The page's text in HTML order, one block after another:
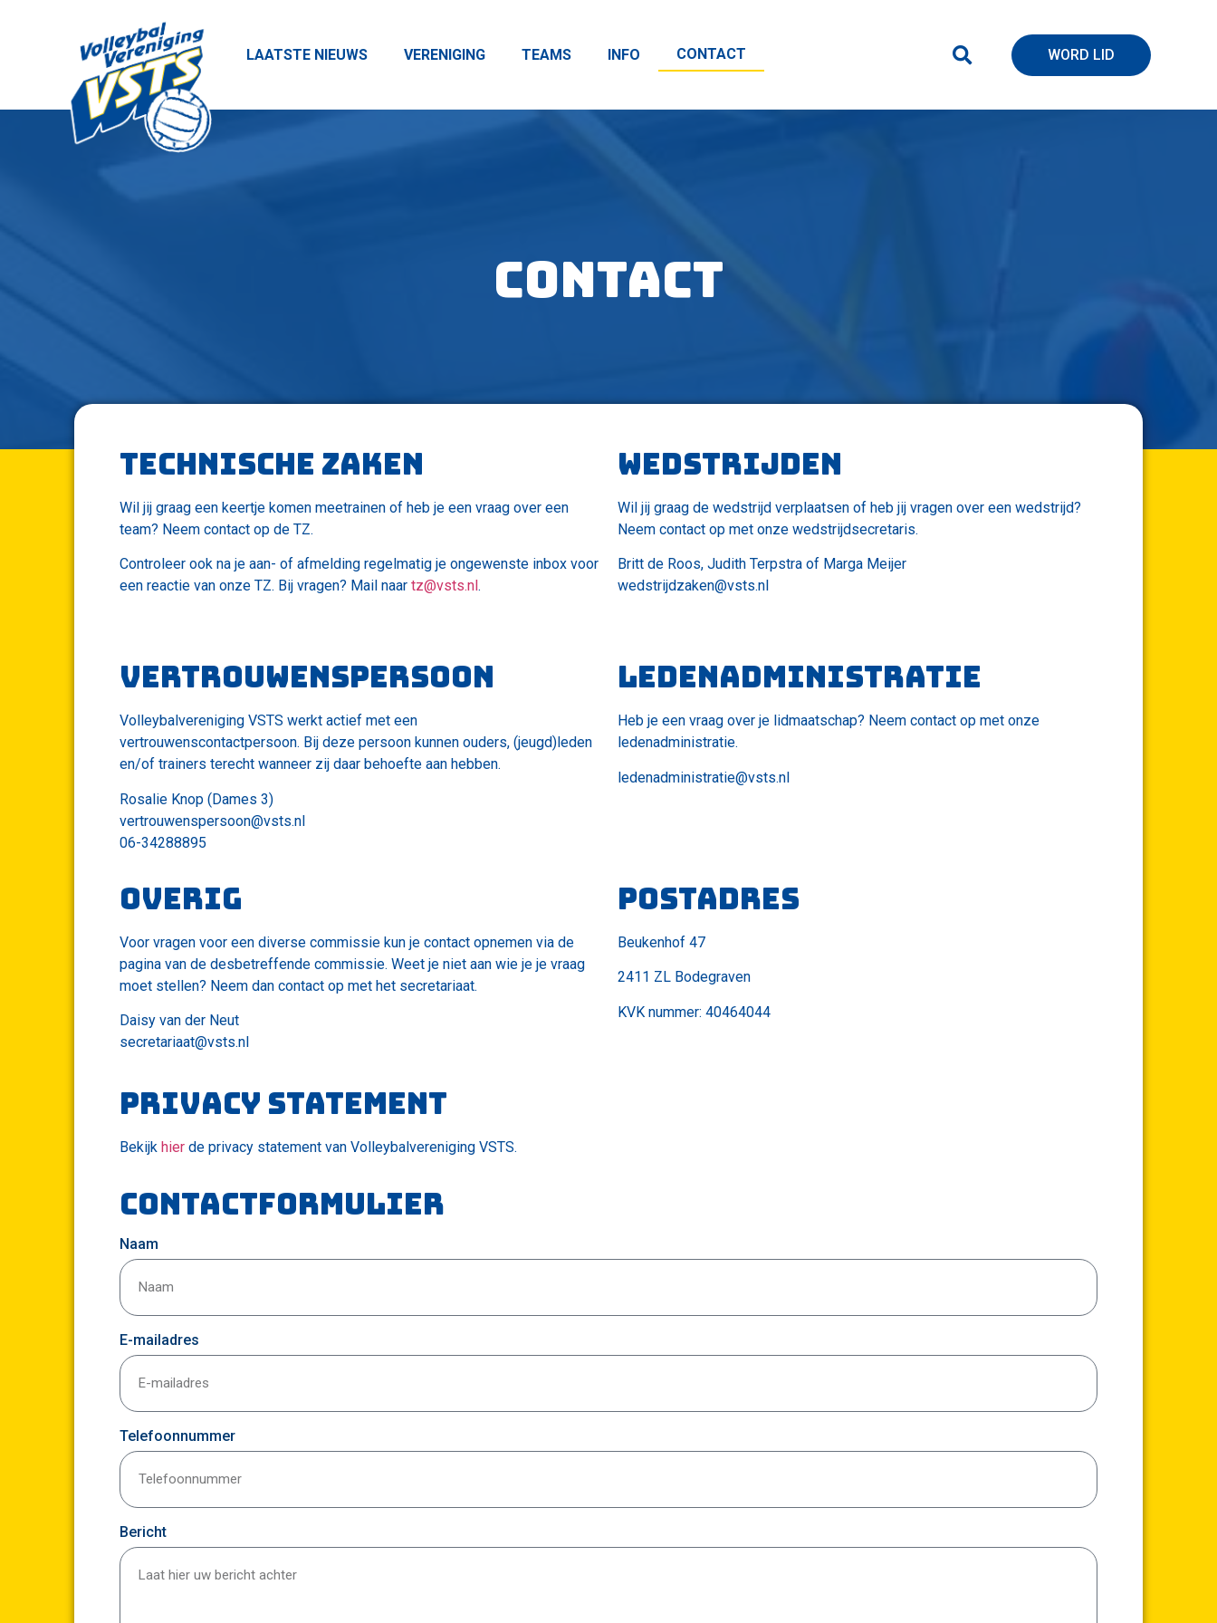
LAATSTE NIEUWS VERENIGING TEAMS INFO CONTACT WORD LID
Contact
Technische zaken Wedstrijden
Wil jij graag een keertje komen meetrainen of heb je een vraag over een
team? Neem contact op de TZ.
Controleer ook na je aan- of afmelding regelmatig je ongewenste inbox voor
een reactie van onze TZ. Bij vragen? Mail naar tz@vsts.nl .
Wil jij graag de wedstrijd verplaatsen of heb jij vragen over een wedstrijd?
Neem contact op met onze wedstrijdsecretaris.
Britt de Roos, Judith Terpstra of Marga Meijer
wedstrijdzaken@vsts.nl
Vertrouwenspersoon Ledenadministratie
Volleybalvereniging VSTS werkt actief met een
vertrouwenscontactpersoon. Bij deze persoon kunnen ouders, (jeugd)leden
en/of trainers terecht wanneer zij daar behoefte aan hebben.
Rosalie Knop (Dames 3)
vertrouwenspersoon@vsts.nl
06-34288895
Heb je een vraag over je lidmaatschap? Neem contact op met onze
ledenadministratie.
ledenadministratie@vsts.nl
OVerig Postadres
Voor vragen voor een diverse commissie kun je contact opnemen via de
pagina van de desbetreffende commissie. Weet je niet aan wie je je vraag
moet stellen? Neem dan contact op met het secretariaat.
Daisy van der Neut
secretariaat@vsts.nl
Beukenhof 47
2411 ZL Bodegraven
KVK nummer: 40464044
Privacy statement
Bekijk hier de privacy statement van Volleybalvereniging VSTS.
CONTACTformulier
Naam
E-mailadres
Telefoonnummer
Bericht